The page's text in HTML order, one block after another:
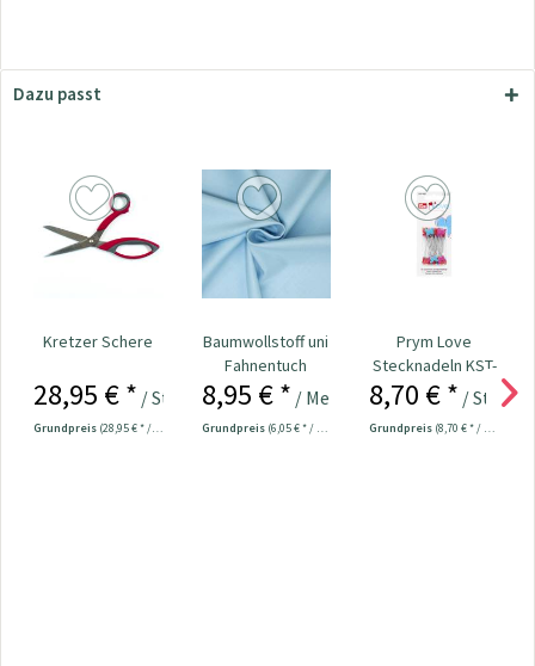
Dazu passt
Kretzer Schere
28,95 € * / Stück
Grundpreis (28,95 € * / 1 Stück)
Baumwollstoff uni
Fahnentuch
hellblau
8,95 € * / Meter
Grundpreis (6,05 € * / 1 m²)
Prym Love
Stecknadeln KST-
Kopf 50 x 0,60...
8,70 € * / Stück
Grundpreis (8,70 € * / 1 Stück)